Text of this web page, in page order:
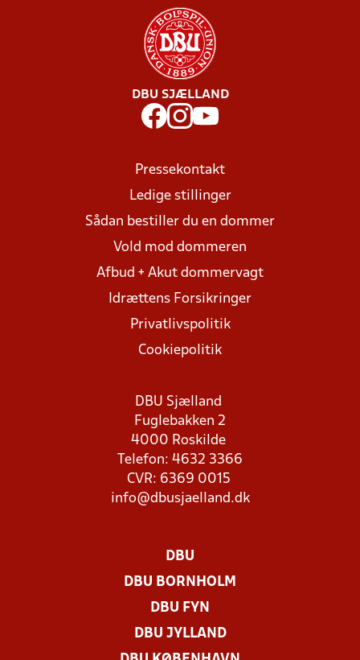
DBU SJÆLLAND
Pressekontakt
Ledige stillinger
Sådan bestiller du en dommer
Vold mod dommeren
Afbud + Akut dommervagt
Idrættens Forsikringer
Privatlivspolitik
Cookiepolitik
DBU Sjælland
Fuglebakken 2
4000 Roskilde
Telefon: 4632 3366
CVR: 6369 0015
info@dbusjaelland.dk
DBU
DBU BORNHOLM
DBU FYN
DBU JYLLAND